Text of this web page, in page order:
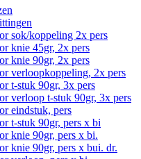
sok/koppeling 2x pers
knie 45gr, 2x pers
knie 90gr, 2x pers
verloopkoppeling, 2x pers
t-stuk 90gr, 3x pers
verloop t-stuk 90gr, 3x pers
eindstuk, pers
t-stuk 90gr, pers x bi
knie 90gr, pers x bi.
knie 90gr, pers x bui. dr.